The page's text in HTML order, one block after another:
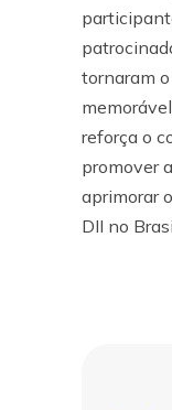
tornaram
reforça o
promover
aprimorar
DII no